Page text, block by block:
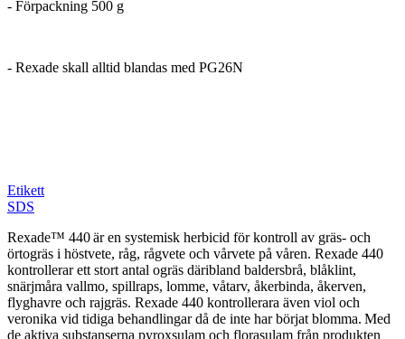
- Förpackning 500 g
- Rexade skall alltid blandas med PG26N
Etikett
SDS
Rexade™ 440 är en systemisk herbicid för kontroll av gräs- och
örtogräs i höstvete, råg, rågvete och vårvete på våren. Rexade 440
kontrollerar ett stort antal ogräs däribland baldersbrå, blåklint,
snärjmåra vallmo, spillraps, lomme, våtarv, åkerbinda, åkerven,
flyghavre och rajgräs. Rexade 440 kontrollerara även viol och
veronika vid tidiga behandlingar då de inte har börjat blomma. Med
de aktiva substanserna pyroxsulam och florasulam från produkten